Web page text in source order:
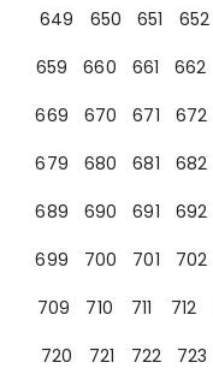
649
650 651 652
659
660 661 662
669
670 671 672
679
680 681 682
689
690 691 692
699
700 701 702
709
710 711 712
720
721 722 723